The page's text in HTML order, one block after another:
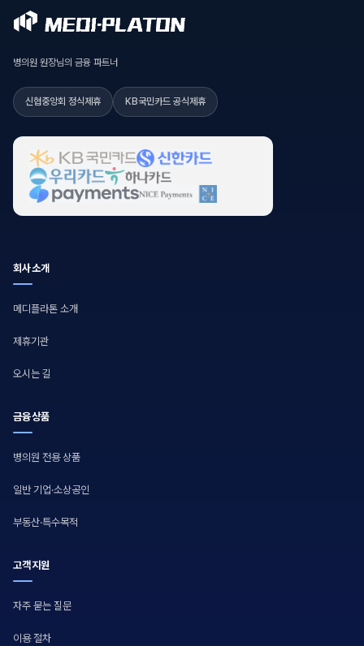
병의원 원장님의 금융 파트너
신협중앙회 정식제휴 KB국민카드 공식제휴
회사소개
메디플라톤 소개
제휴기관
오시는 길
금융상품
병의원 전용 상품
일반 기업·소상공인
부동산·특수목적
고객지원
자주 묻는 질문
이용 절차